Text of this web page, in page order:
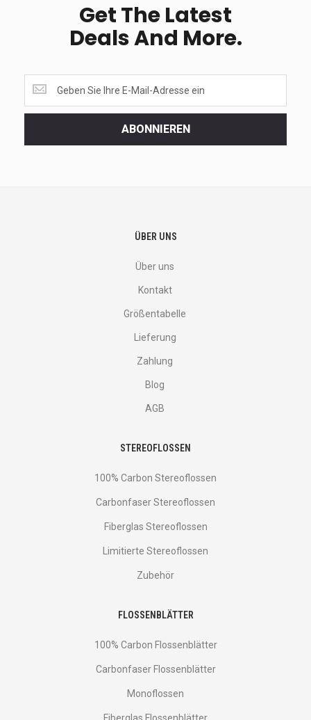
Get The Latest
Deals And More.
the
latest
ABONNIEREN
ÜBER UNS
Über uns
Kontakt
Größentabelle
Lieferung
Zahlung
Blog
AGB
STEREOFLOSSEN
100% Carbon Stereoflossen
Carbonfaser Stereoflossen
Fiberglas Stereoflossen
Limitierte Stereoflossen
Zubehör
FLOSSENBLÄTTER
100% Carbon Flossenblätter
Carbonfaser Flossenblätter
Monoflossen